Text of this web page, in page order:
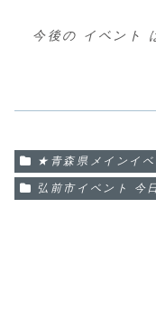
今後の イベント
★青森県メインイベ
弘前市イベント 今